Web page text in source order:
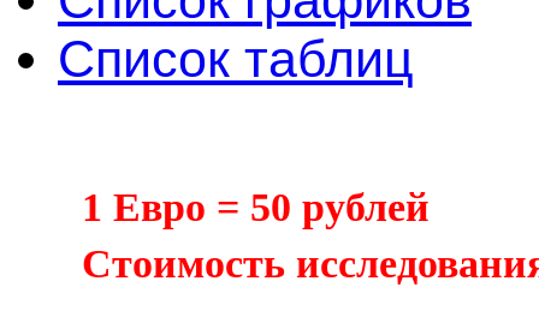
Список таблиц
1 Евро = 50 рублей
Cтоимость